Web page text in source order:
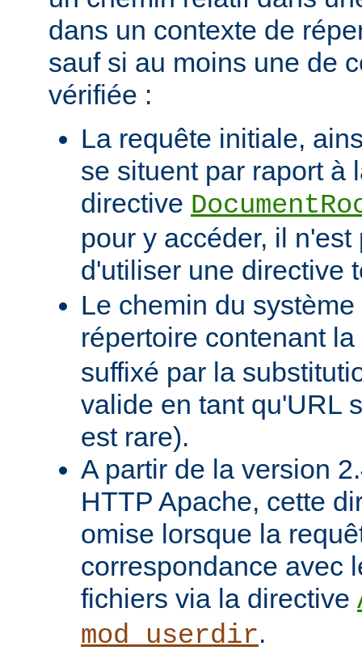
dans un contexte de
sauf si au moins une de
vérifiée :
La requête initiale,
se situent par raport à
directive
pour y accéder, il
d'utiliser une directive
Le chemin du
répertoire contenant la
suffixé par la
valide en tant qu'URL
est rare).
A partir de la version
HTTP Apache, cette
omise lorsque la
correspondance avec
fichiers via la directive
mod_userdir.